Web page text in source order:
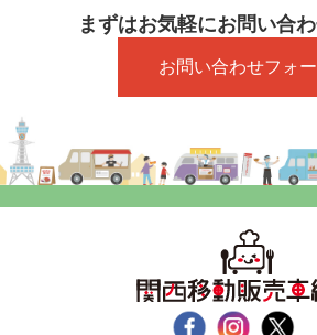
まずはお気軽にお問い合
お問い合わせフォ